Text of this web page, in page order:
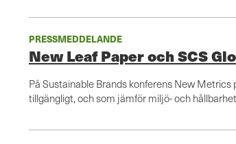
PRESSMEDDELANDE
New Leaf Paper och SCS
På Sustainable Brands konferens New
tillgängligt, och som jämför miljö- och